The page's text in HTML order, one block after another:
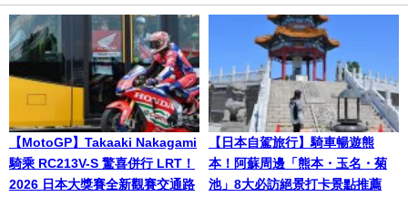
【MotoGP】Takaaki Nakagami
騎乘 RC213V-S 驚喜併行 LRT！
2026 日本大獎賽全新觀賽交通路
【日本自駕旅行】騎車暢遊熊
本！阿蘇周邊「熊本・玉名・菊
池」8大必訪絕景打卡景點推薦